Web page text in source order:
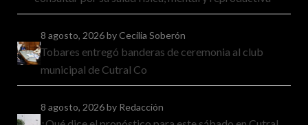
8 agosto, 2026by Cecilia Soberón
Tobares entregó banderas de ceremonia al club
municipal de Cutral Co
8 agosto, 2026by Redacción